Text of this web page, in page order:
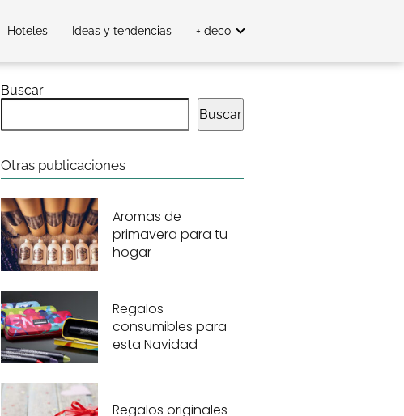
Hoteles Ideas y tendencias + deco
Buscar
Buscar
Otras publicaciones
Aromas de
primavera para tu
hogar
Regalos
consumibles para
esta Navidad
Regalos originales